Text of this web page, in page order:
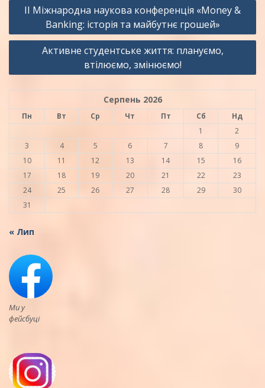
записів
ІІ Міжнародна наукова конференція «Money &
Banking: історія та майбутнє грошей»
Активне студентське життя: плануємо,
втілюємо, змінюємо!
Серпень 2026
Пн Вт Ср Чт Пт Сб
Нд
1
2
3
4 5 6 7 8
9
10
11 12 13 14 15
16
17
18 19 20 21 22
23
24
25 26 27 28 29
30
31
« Лип
Ми у
фейсбуці